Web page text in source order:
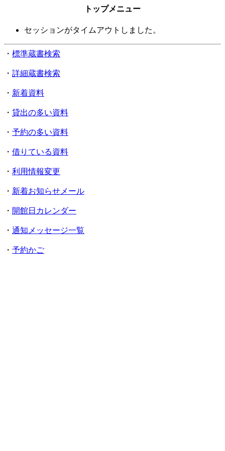
トップメニュー
セッションがタイムアウトしました。
・ 標準蔵書検索
・ 詳細蔵書検索
・ 新着資料
・ 貸出の多い資料
・ 予約の多い資料
・ 借りている資料
・ 利用情報変更
・ 新着お知らせメール
・ 開館日カレンダー
・ 通知メッセージ一覧
・ 予約かご